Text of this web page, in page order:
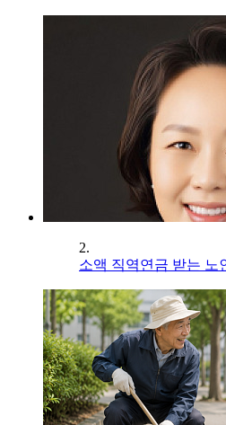
2.
소액 직역연금 받는 노